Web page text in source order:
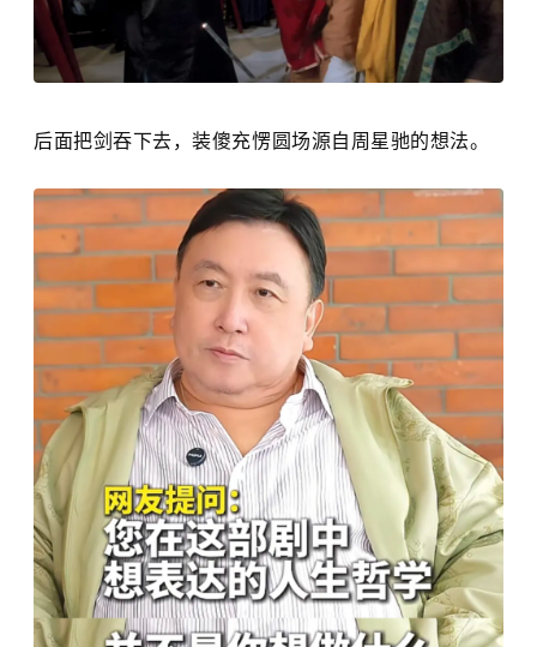
后面把剑吞下去，装傻充愣圆场源自周星驰的想法。